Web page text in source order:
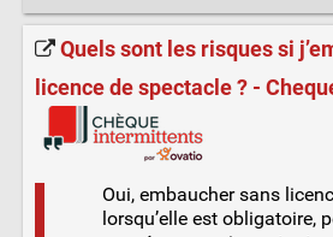
Quels sont les risques si
licence de spectacle ? -
Oui, embaucher sans
lorsqu’elle est obligatoire,